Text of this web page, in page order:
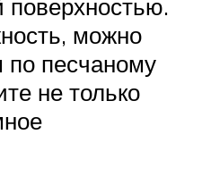
можно
по песчаному
не только